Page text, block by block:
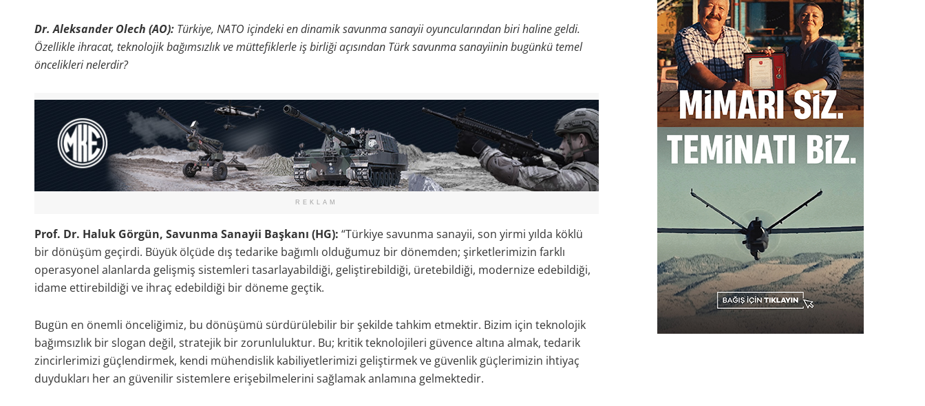
Dr. Aleksander Olech (AO):Türkiye, NATO içindeki en dinamik savunma sanayii oyuncularından biri haline geldi.
Özellikle ihracat, teknolojik bağımsızlık ve müttefiklerle iş birliği açısından Türk savunma sanayiinin bugünkü temel
öncelikleri nelerdir?
REKLAM
Prof. Dr. Haluk Görgün, Savunma Sanayii Başkanı (HG): “Türkiye savunma sanayii, son yirmi yılda köklü
bir dönüşüm geçirdi. Büyük ölçüde dış tedarike bağımlı olduğumuz bir dönemden; şirketlerimizin farklı
operasyonel alanlarda gelişmiş sistemleri tasarlayabildiği, geliştirebildiği, üretebildiği, modernize edebildiği,
idame ettirebildiği ve ihraç edebildiği bir döneme geçtik.
Bugün en önemli önceliğimiz, bu dönüşümü sürdürülebilir bir şekilde tahkim etmektir. Bizim için teknolojik
bağımsızlık bir slogan değil, stratejik bir zorunluluktur. Bu; kritik teknolojileri güvence altına almak, tedarik
zincirlerimizi güçlendirmek, kendi mühendislik kabiliyetlerimizi geliştirmek ve güvenlik güçlerimizin ihtiyaç
duydukları her an güvenilir sistemlere erişebilmelerini sağlamak anlamına gelmektedir.